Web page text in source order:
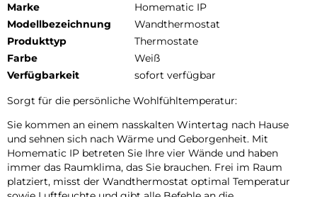
Marke
Homematic IP
Modellbezeichnung
Wandthermostat
Produkttyp
Thermostate
Farbe
Weiß
Verfügbarkeit
sofort verfügbar
Sorgt für die persönliche Wohlfühltemperatur:
Sie kommen an einem nasskalten Wintertag nach Hause
und sehnen sich nach Wärme und Geborgenheit. Mit
Homematic IP betreten Sie Ihre vier Wände und haben
immer das Raumklima, das Sie brauchen. Frei im Raum
platziert, misst der Wandthermostat optimal Temperatur